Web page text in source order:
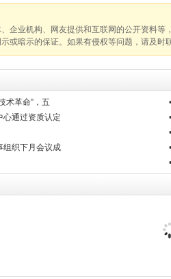
企业机构、网友提供和互联网的公开资料
或暗示的保证。如果有侵权等问题，请及
术革命”，五
心通过资质认定
组织下月会议成